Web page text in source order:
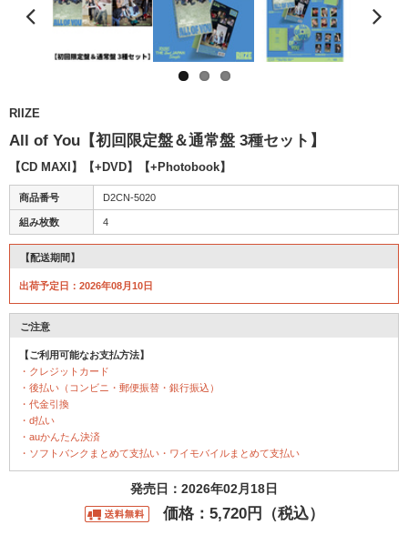
RIIZE
All of You【初回限定盤＆通常盤 3種セット】
【CD MAXI】【+DVD】【+Photobook】
商品番号 D2CN-5020
組み枚数 4
【配送期間】
出荷予定日：2026年08月10日
ご注意
【ご利用可能なお支払方法】
・クレジットカード
・後払い（コンビニ・郵便振替・銀行振込）
・代金引換
・d払い
・auかんたん決済
・ソフトバンクまとめて支払い・ワイモバイルまとめて支払い
発売日：2026年02月18日
価格：5,720円（税込）